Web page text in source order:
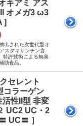
キアミ アス
オメガ3 ω3
]
出された次世代型オ
スタキサンチン含
特許技術による無臭
助食品。
セレント
コラーゲン
性II型 非変
UC2 UC・2
UC〓 ］